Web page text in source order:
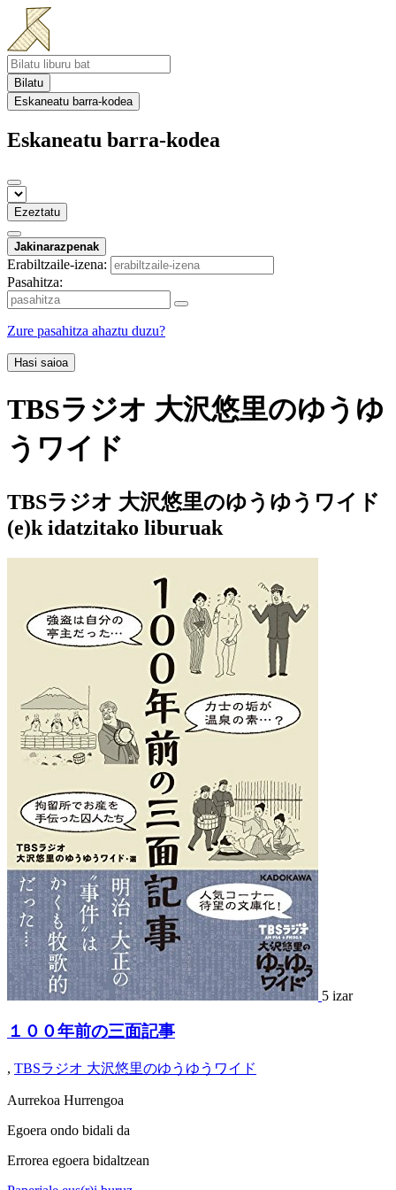
Bilatu
Eskaneatu barra-kodea
Eskaneatu barra-kodea
Ezeztatu
Jakinarazpenak
Erabiltzaile-izena:
Pasahitza:
Zure pasahitza ahaztu duzu?
Hasi saioa
TBSラジオ 大沢悠里のゆうゆ
うワイド
TBSラジオ 大沢悠里のゆうゆうワイド
(e)k idatzitako liburuak
5 izar
１００年前の三面記事
, TBSラジオ 大沢悠里のゆうゆうワイド
Aurrekoa Hurrengoa
Egoera ondo bidali da
Errorea egoera bidaltzean